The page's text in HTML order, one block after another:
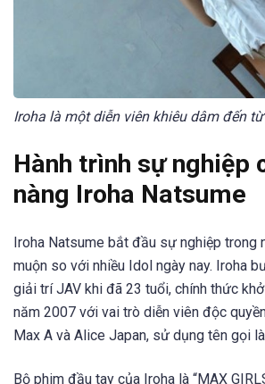
Iroha là một diễn viên khiêu dâm đến
Hành trình sự nghiệp
nàng Iroha Natsume
Iroha Natsume bắt đầu sự nghiệp trong
muộn so với nhiều Idol ngày nay. Iroha
giải trí JAV khi đã 23 tuổi, chính thức
năm 2007 với vai trò diễn viên độc
Max A và Alice Japan, sử dụng tên gọi
Bộ phim đầu tay của Iroha là “MAX